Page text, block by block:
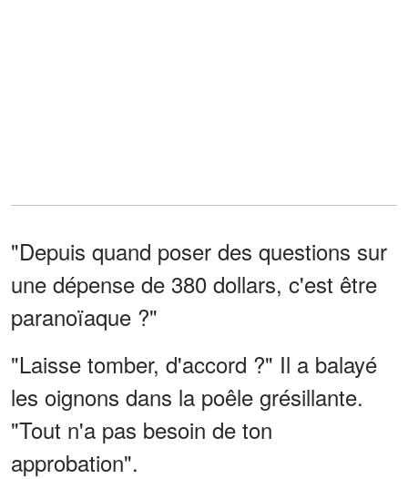
"Depuis quand poser des questions sur
une dépense de 380 dollars, c'est être
paranoïaque ?"
"Laisse tomber, d'accord ?" Il a balayé
les oignons dans la poêle grésillante.
"Tout n'a pas besoin de ton
approbation".